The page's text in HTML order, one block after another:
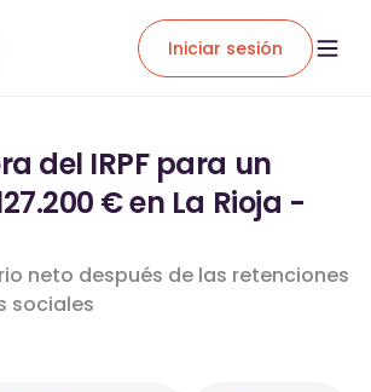
Iniciar sesión
del IRPF para un
€ en La Rioja -
neto después de las retenciones
sociales